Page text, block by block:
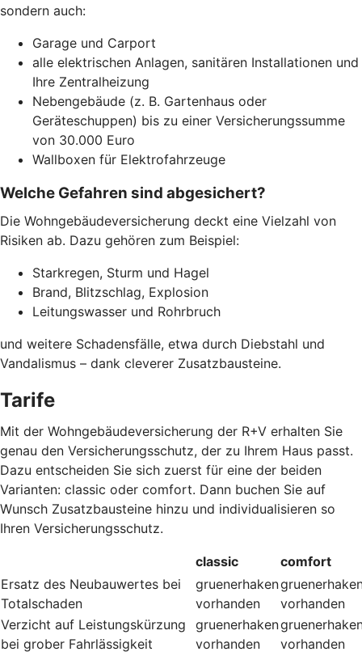
sondern auch:
Garage und Carport
alle elektrischen Anlagen, sanitären Installationen und
Ihre Zentralheizung
Nebengebäude (z. B. Gartenhaus oder
Geräteschuppen) bis zu einer Versicherungssumme
von 30.000 Euro
Wallboxen für Elektrofahrzeuge
Welche Gefahren sind abgesichert?
Die Wohngebäudeversicherung deckt eine Vielzahl von
Risiken ab. Dazu gehören zum Beispiel:
Starkregen, Sturm und Hagel
Brand, Blitzschlag, Explosion
Leitungswasser und Rohrbruch
und weitere Schadensfälle, etwa durch Diebstahl und
Vandalismus – dank cleverer Zusatzbausteine.
Tarife
Mit der Wohngebäudeversicherung der R+V erhalten Sie
genau den Versicherungsschutz, der zu Ihrem Haus passt.
Dazu entscheiden Sie sich zuerst für eine der beiden
Varianten: classic oder comfort. Dann buchen Sie auf
Wunsch Zusatzbausteine hinzu und individualisieren so
Ihren Versicherungsschutz.
classic
comfort
Ersatz des Neubauwertes bei
Totalschaden
gruenerhaken
vorhanden
vorhanden
Verzicht auf Leistungskürzung
bei grober Fahrlässigkeit
gruenerhaken
vorhanden
vorhanden